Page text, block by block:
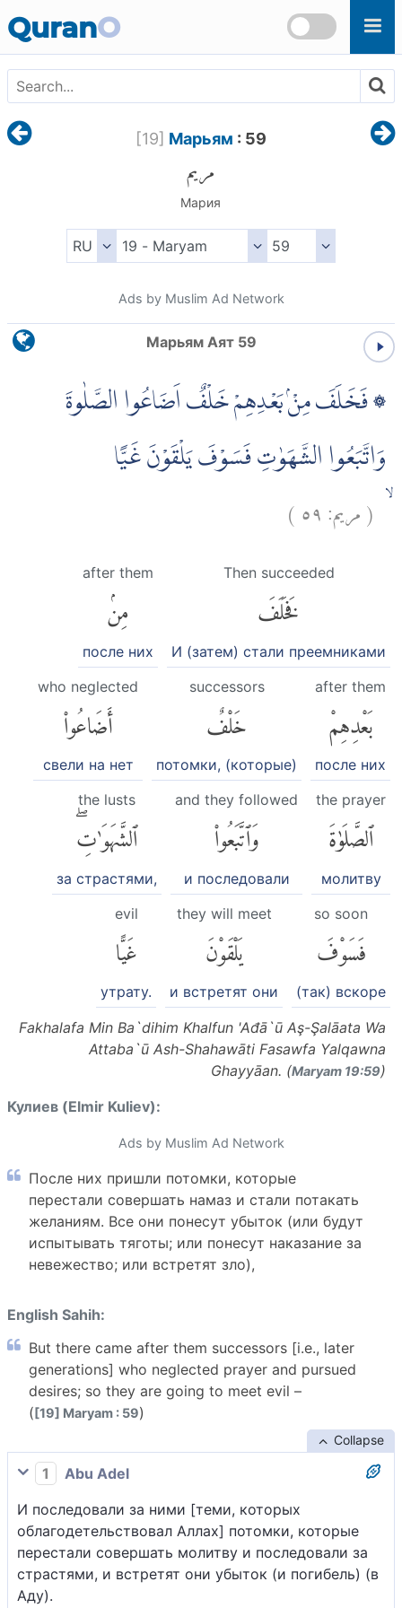
QuranO
[19] Марьям : 59
مريم
Мария
Ads by Muslim Ad Network
Марьям Аят 59
۞ فَخَلَفَ مِنْۢ بَعْدِهِمْ خَلْفٌ اَضَاعُوا الصَّلٰوةَ
وَاتَّبَعُوا الشَّهَوٰتِ فَسَوْفَ يَلْقَوْنَ غَيًّا
(مريم:٥٩)
Then succeeded
فَخَلَفَ
И (затем) стали преемниками
after them
مِنۢ
после них
after them
بَعْدِهِمْ
после них
successors
خَلْفٌ
потомки, (которые)
who neglected
أَضَاعُوا۟
свели на нет
the prayer
ٱلصَّلَوٰةَ
молитву
and they followed
وَٱتَّبَعُوا۟
и последовали
the lusts
ٱلشَّهَوَٰتِۖ
за страстями,
so soon
فَسَوْفَ
(так) вскоре
they will meet
يَلْقَوْنَ
и встретят они
evil
غَيًّا
утрату.
Fakhalafa Min Ba`dihim Khalfun 'Ađā`ū Aş-Şalāata Wa
Attaba`ū Ash-Shahawāti Fasawfa Yalqawna
Ghayyāan. (Maryam 19:59)
Кулиев (Elmir Kuliev):
Ads by Muslim Ad Network
После них пришли потомки, которые
перестали совершать намаз и стали потакать
желаниям. Все они понесут убыток (или будут
испытывать тяготы; или понесут наказание за
невежество; или встретят зло),
English Sahih:
But there came after them successors [i.e., later
generations] who neglected prayer and pursued
desires; so they are going to meet evil –
([19] Maryam : 59)
Collapse
1
Abu Adel
И последовали за ними [теми, которых
облагодетельствовал Аллах] потомки, которые
перестали совершать молитву и последовали за
страстями, и встретят они убыток (и погибель) (в
Аду).